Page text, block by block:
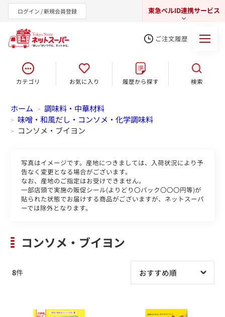
ログイン / 新規会員登録 東急ベルID連携サービス
東急オンラインショップ
ご注文履歴
カテゴリ お気に入り 履歴から探す 検索
ホーム > 調味料・中華材料
> 味噌・和風だし・コンソメ・化学調味料
> コンソメ・ブイヨン
写真はイメージです。産地につきましては、入荷状況により予
告なく変更となる場合がございます。
なお、産地のご指定はお受けできません。
一部店頭で実施の販促シール(よりどり〇パック〇〇〇円等)が
貼られた状態でお届けする商品がございますが、ネットスーパ
ーでは除外となります。
コンソメ・ブイヨン
8件